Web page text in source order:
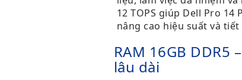
12 TOPS giúp Dell Pro 14
nâng cao hiệu suất và
RAM 16GB
lâu dài